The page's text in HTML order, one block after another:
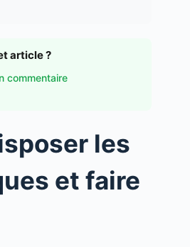
article ?
commentaire
les
et faire